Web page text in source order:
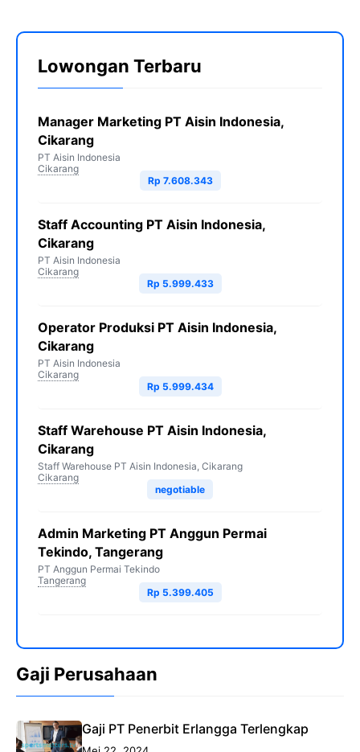
Lowongan Terbaru
Manager Marketing PT Aisin Indonesia,
Cikarang
PT Aisin Indonesia
Cikarang
Rp 7.608.343
Staff Accounting PT Aisin Indonesia,
Cikarang
PT Aisin Indonesia
Cikarang
Rp 5.999.433
Operator Produksi PT Aisin Indonesia,
Cikarang
PT Aisin Indonesia
Cikarang
Rp 5.999.434
Staff Warehouse PT Aisin Indonesia,
Cikarang
Staff Warehouse PT Aisin Indonesia, Cikarang
Cikarang
negotiable
Admin Marketing PT Anggun Permai
Tekindo, Tangerang
PT Anggun Permai Tekindo
Tangerang
Rp 5.399.405
Gaji Perusahaan
Gaji PT Penerbit Erlangga Terlengkap